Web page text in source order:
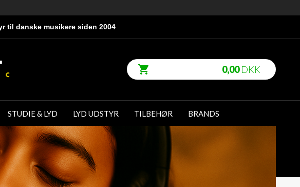
til danske musikere siden 2004
0,00DKK
STUDIE & LYD LYD UDSTYR TILBEHØR BRANDS